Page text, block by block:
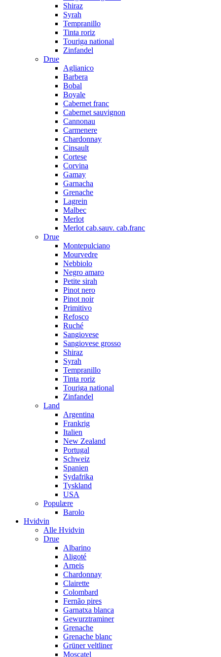
Shiraz
Syrah
Tempranillo
Tinta roriz
Touriga national
Zinfandel
Drue
Aglianico
Barbera
Bobal
Boyale
Cabernet franc
Cabernet sauvignon
Cannonau
Carmenere
Chardonnay
Cinsault
Cortese
Corvina
Gamay
Garnacha
Grenache
Lagrein
Malbec
Merlot
Merlot cab.sauv. cab.franc
Drue
Montepulciano
Mourvedre
Nebbiolo
Negro amaro
Petite sirah
Pinot nero
Pinot noir
Primitivo
Refosco
Ruché
Sangiovese
Sangiovese grosso
Shiraz
Syrah
Tempranillo
Tinta roriz
Touriga national
Zinfandel
Land
Argentina
Frankrig
Italien
New Zealand
Portugal
Schweiz
Spanien
Sydafrika
Tyskland
USA
Populære
Barolo
Hvidvin
Alle Hvidvin
Drue
Albarino
Aligoté
Arneis
Chardonnay
Clairette
Colombard
Fernão pires
Garnatxa blanca
Gewurztraminer
Grenache
Grenache blanc
Grüner veltliner
Moscatel